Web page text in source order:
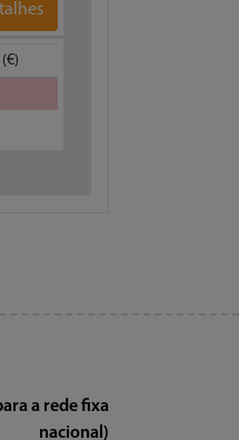
a rede fixa
nacional)